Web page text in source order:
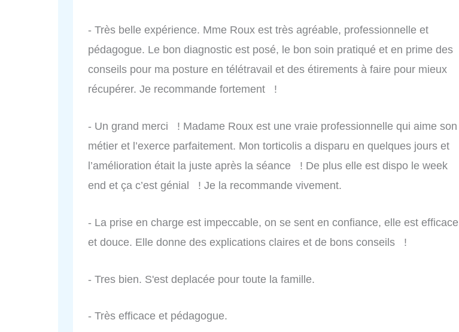
- Très belle expérience. Mme Roux est très agréable, professionnelle et
pédagogue. Le bon diagnostic est posé, le bon soin pratiqué et en prime des
conseils pour ma posture en télétravail et des étirements à faire pour mieux
récupérer. Je recommande fortement !
- Un grand merci ! Madame Roux est une vraie professionnelle qui aime son
métier et l’exerce parfaitement. Mon torticolis a disparu en quelques jours et
l’amélioration était la juste après la séance ! De plus elle est dispo le week
end et ça c’est génial ! Je la recommande vivement.
- La prise en charge est impeccable, on se sent en confiance, elle est efficace
et douce. Elle donne des explications claires et de bons conseils !
- Tres bien. S'est deplacée pour toute la famille.
- Très efficace et pédagogue.